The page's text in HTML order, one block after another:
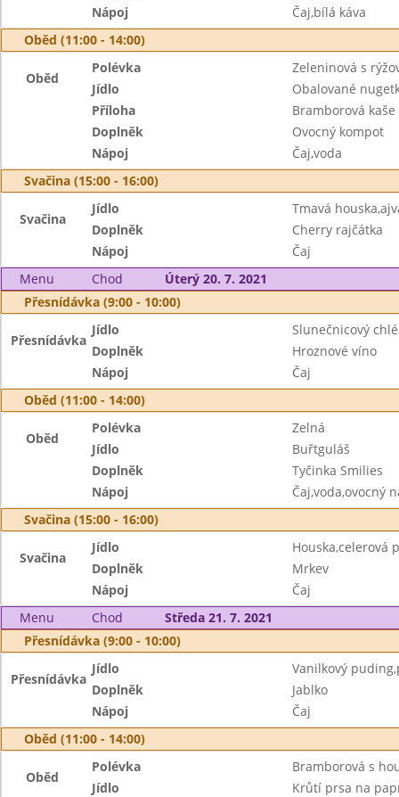
Nápoj
Čaj,bílá káva
Oběd (11:00 - 14:00)
Oběd
Polévka
Zeleninová s
Jídlo
Obalované
Příloha
Bramborová kaše
Doplněk
Ovocný kompot
Nápoj
Čaj,voda
Svačina (15:00 - 16:00)
Svačina
Jídlo
Tmavá
Doplněk
Cherry rajčátka
Nápoj
Čaj
Menu
Chod
Úterý 20. 7. 2021
Přesnídávka (9:00 - 10:00)
Přesnídávka
Jídlo
Slunečnicový
Doplněk
Hroznové víno
Nápoj
Čaj
Oběd (11:00 - 14:00)
Oběd
Polévka
Zelná
Jídlo
Buřtguláš
Doplněk
Tyčinka Smilies
Nápoj
Čaj,voda,ovocný
Svačina (15:00 - 16:00)
Svačina
Jídlo
Houska,celerová
Doplněk
Mrkev
Nápoj
Čaj
Menu
Chod
Středa 21. 7. 2021
Přesnídávka (9:00 - 10:00)
Přesnídávka
Jídlo
Vanilkový
Doplněk
Jablko
Nápoj
Čaj
Oběd (11:00 - 14:00)
Oběd
Polévka
Bramborová s
Jídlo
Krůtí prsa na